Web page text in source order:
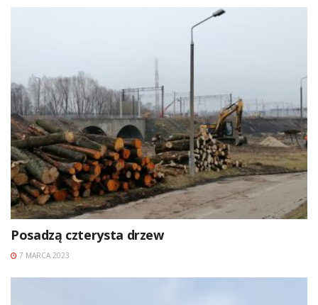
Posadzą czterysta drzew
7 MARCA 2023